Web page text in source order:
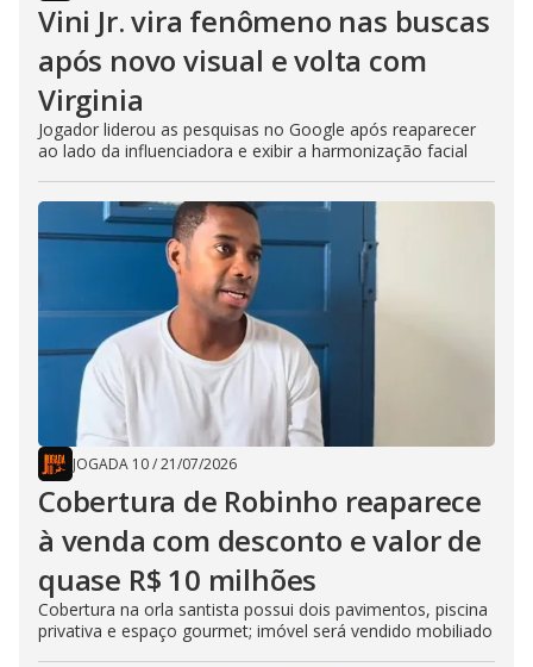
Vini Jr. vira fenômeno nas buscas
após novo visual e volta com
Virginia
Jogador liderou as pesquisas no Google após reaparecer
ao lado da influenciadora e exibir a harmonização facial
JOGADA 10/21/07/2026
Cobertura de Robinho reaparece
à venda com desconto e valor de
quase R$ 10 milhões
Cobertura na orla santista possui dois pavimentos, piscina
privativa e espaço gourmet; imóvel será vendido mobiliado